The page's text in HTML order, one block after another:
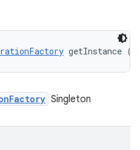
getInstance ()
Singleton